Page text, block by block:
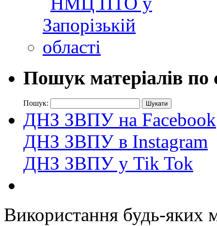
Пошук матеріалів по
Пошук:
ДНЗ ЗВПУ на Facebook
ДНЗ ЗВПУ в Instagram
ДНЗ ЗВПУ у Tik Tok
Використання будь-яких